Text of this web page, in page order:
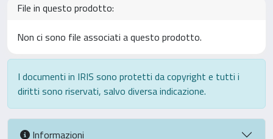
File in questo prodotto:
Non ci sono file associati a questo prodotto.
I documenti in IRIS sono protetti da copyright e tutti i
diritti sono riservati, salvo diversa indicazione.
Informazioni